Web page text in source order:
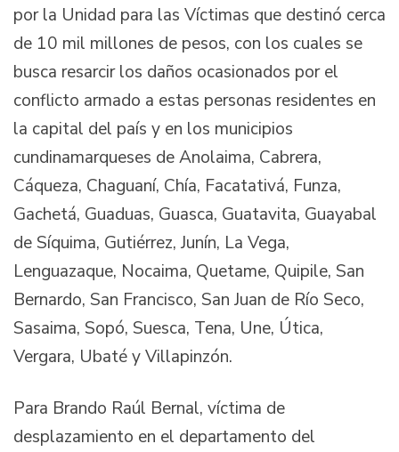
por la Unidad para las Víctimas que destinó cerca
de 10 mil millones de pesos, con los cuales se
busca resarcir los daños ocasionados por el
conflicto armado a estas personas residentes en
la capital del país y en los municipios
cundinamarqueses de Anolaima, Cabrera,
Cáqueza, Chaguaní, Chía, Facatativá, Funza,
Gachetá, Guaduas, Guasca, Guatavita, Guayabal
de Síquima, Gutiérrez, Junín, La Vega,
Lenguazaque, Nocaima, Quetame, Quipile, San
Bernardo, San Francisco, San Juan de Río Seco,
Sasaima, Sopó, Suesca, Tena, Une, Útica,
Vergara, Ubaté y Villapinzón.
Para Brando Raúl Bernal, víctima de
desplazamiento en el departamento del